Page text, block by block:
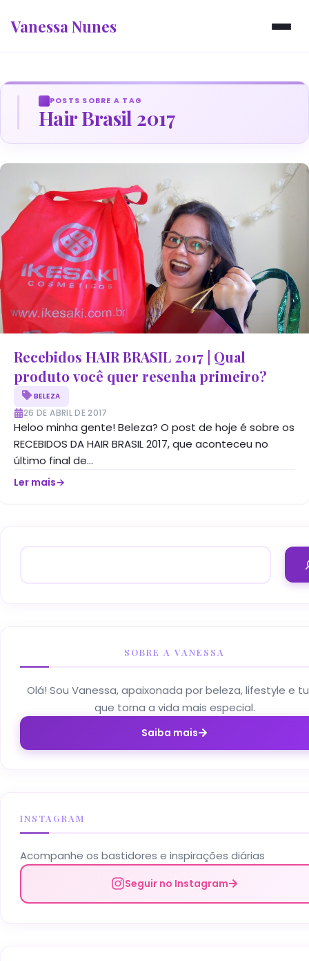
Vanessa Nunes
POSTS SOBRE A TAG
Hair Brasil 2017
Recebidos HAIR BRASIL 2017 | Qual
produto você quer resenha primeiro?
BELEZA
26 DE ABRIL DE 2017
Heloo minha gente! Beleza? O post de hoje é sobre os
RECEBIDOS DA HAIR BRASIL 2017, que aconteceu no
último final de...
Ler mais→
SOBRE A VANESSA
Olá! Sou Vanessa, apaixonada por beleza, lifestyle e
que torna a vida mais especial.
Saiba mais
INSTAGRAM
Acompanhe os bastidores e inspirações diárias
Seguir no Instagram